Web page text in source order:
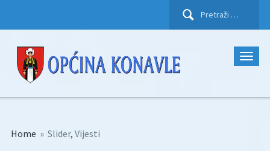
Pretraži:
Home » Slider, Vijesti